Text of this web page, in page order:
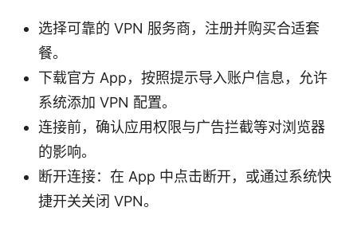
选择可靠的 VPN 服务商，注册并购买合适套
餐。
下载官方 App，按照提示导入账户信息，允许
系统添加 VPN 配置。
连接前，确认应用权限与广告拦截等对浏览器
的影响。
断开连接：在 App 中点击断开，或通过系统快
捷开关关闭 VPN。